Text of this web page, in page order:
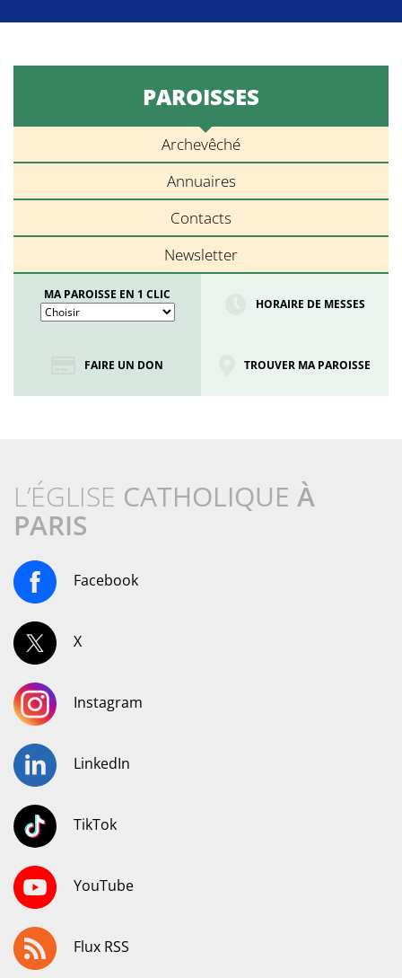
PAROISSES
Archevêché
Annuaires
Contacts
Newsletter
MA PAROISSE EN 1 CLIC
HORAIRE DE MESSES
FAIRE UN DON TROUVER MA PAROISSE
L’ÉGLISE CATHOLIQUE À
PARIS
Facebook
X
Instagram
LinkedIn
TikTok
YouTube
Flux RSS